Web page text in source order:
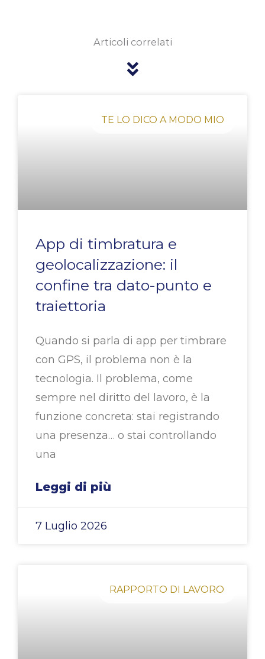
Articoli correlati
TE LO DICO A MODO MIO
App di timbratura e
geolocalizzazione: il
confine tra dato-punto e
traiettoria
Quando si parla di app per timbrare
con GPS, il problema non è la
tecnologia. Il problema, come
sempre nel diritto del lavoro, è la
funzione concreta: stai registrando
una presenza… o stai controllando
una
Leggi di più
7 Luglio 2026
RAPPORTO DI LAVORO